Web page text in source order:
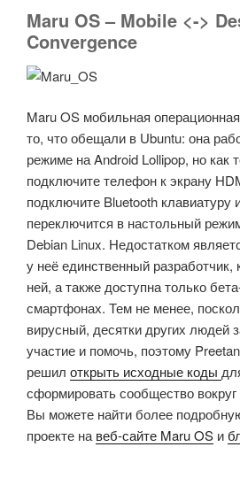
Maru OS – Mobile <->
Convergence
Maru OS мобильная
то, что обещали в Ubuntu: она
режиме на Android Lollipop, но как
подключите телефон к экрану
подключите Bluetooth
переключится в настольный
Debian Linux. Недостатком
у неё единственный разработчик,
ней, а также доступна только
смартфонах. Тем не менее,
вирусный, десятки других людей
участие и помочь, поэтому Preetan
решил открыть исходные коды
сформировать сообщество вокруг
Вы можете найти более
проекте навеб-сайте Maru OS и